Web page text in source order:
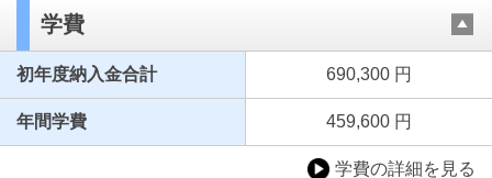
学費
初年度納入金合計 690,300 円
年間学費 459,600 円
学費の詳細を見る